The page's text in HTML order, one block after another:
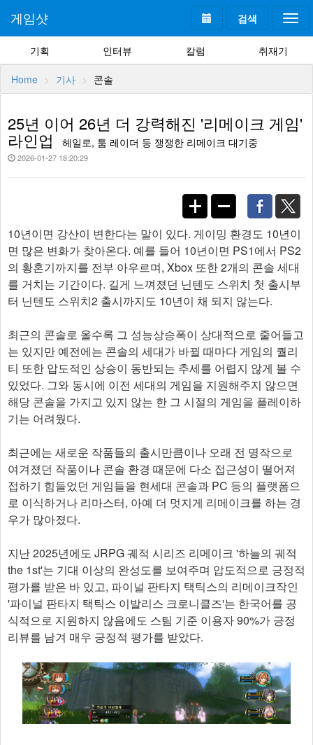
검색
게임샷
기획 인터뷰 칼럼 취재기
Home 기사 콘솔
25년 이어 26년 더 강력해진 '리메이크 게임'
라인업 헤일로, 툼 레이더 등 쟁쟁한 리메이크 대기중
2026-01-27 18:20:29
10년이면 강산이 변한다는 말이 있다. 게이밍 환경도 10년이
면 많은 변화가 찾아온다. 예를 들어 10년이면 PS1에서 PS2
의 황혼기까지를 전부 아우르며, Xbox 또한 2개의 콘솔 세대
를 거치는 기간이다. 길게 느껴졌던 닌텐도 스위치 첫 출시부
터 닌텐도 스위치2 출시까지도 10년이 채 되지 않는다.
최근의 콘솔로 올수록 그 성능상승폭이 상대적으로 줄어들고
는 있지만 예전에는 콘솔의 세대가 바뀔 때마다 게임의 퀄리
티 또한 압도적인 상승이 동반되는 추세를 어렵지 않게 볼 수
있었다. 그와 동시에 이전 세대의 게임을 지원해주지 않으면
해당 콘솔을 가지고 있지 않는 한 그 시절의 게임을 플레이하
기는 어려웠다.
최근에는 새로운 작품들의 출시만큼이나 오래 전 명작으로
여겨졌던 작품이나 콘솔 환경 때문에 다소 접근성이 떨어져
접하기 힘들었던 게임들을 현세대 콘솔과 PC 등의 플랫폼으
로 이식하거나 리마스터, 아예 더 멋지게 리메이크를 하는 경
우가 많아졌다.
지난 2025년에도 JRPG 궤적 시리즈 리메이크 '하늘의 궤적
the 1st'는 기대 이상의 완성도를 보여주며 압도적으로 긍정적
평가를 받은 바 있고, 파이널 판타지 택틱스의 리메이크작인
'파이널 판타지 택틱스 이발리스 크로니클즈'는 한국어를 공
식적으로 지원하지 않음에도 스팀 기준 이용자 90%가 긍정
리뷰를 남겨 매우 긍정적 평가를 받았다.